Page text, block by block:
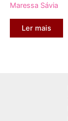
Maressa Sávia
Ler mais